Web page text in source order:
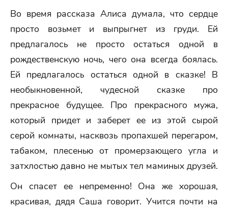
Во время рассказа Алиса думала, что сердце
просто возьмет и выпрыгнет из груди. Ей
предлагалось не просто остаться одной в
рождественскую ночь, чего она всегда боялась.
Ей предлагалось остаться одной в сказке! В
необыкновенной, чудесной сказке про
прекрасное будущее. Про прекрасного мужа,
который придет и заберет ее из этой сырой
серой комнаты, насквозь пропахшей перегаром,
табаком, плесенью от промерзающего угла и
затхлостью давно не мытых тел маминых друзей.
Он спасет ее непременно! Она же хорошая,
красивая, дядя Саша говорит. Учится почти на